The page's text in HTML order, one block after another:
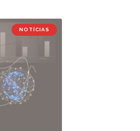
NOTÍCIAS